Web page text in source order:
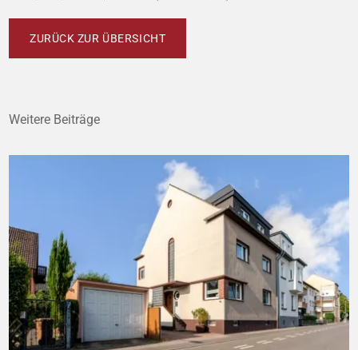
ZURÜCK ZUR ÜBERSICHT
Weitere Beiträge